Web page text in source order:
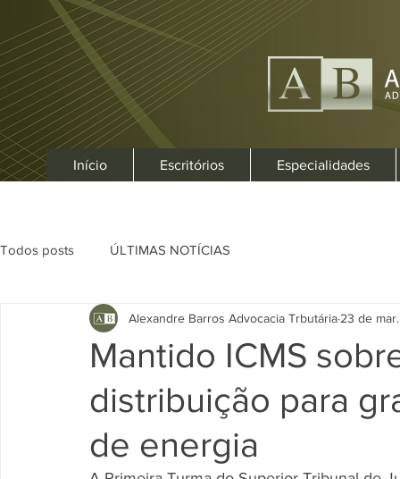
Início Escritórios Especialidades
Todos posts ÚLTIMAS NOTÍCIAS
Mantido ICMS
distribuição para
de energia
Alexandre Barros Advocacia Trbutária 23 de